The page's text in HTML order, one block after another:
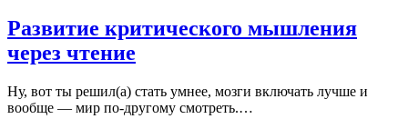
Развитие критического мышления
через чтение
Ну, вот ты решил(а) стать умнее, мозги включать лучше и
вообще — мир по-другому смотреть.…